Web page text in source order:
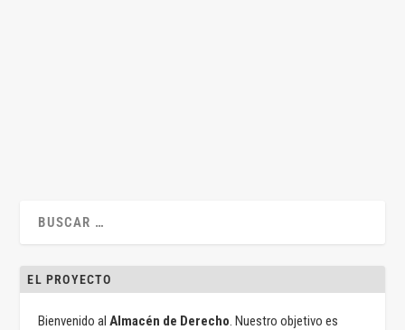
EL PROYECTO
Bienvenido alAlmacén de Derecho. Nuestro objetivo es